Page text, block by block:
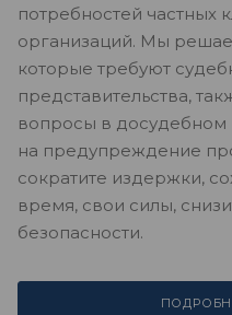
потребностей частных
организаций. Мы
которые требуют
представительства,
вопросы в досудебном
на предупреждение
сократите издержки,
время, свои силы,
безопасности.